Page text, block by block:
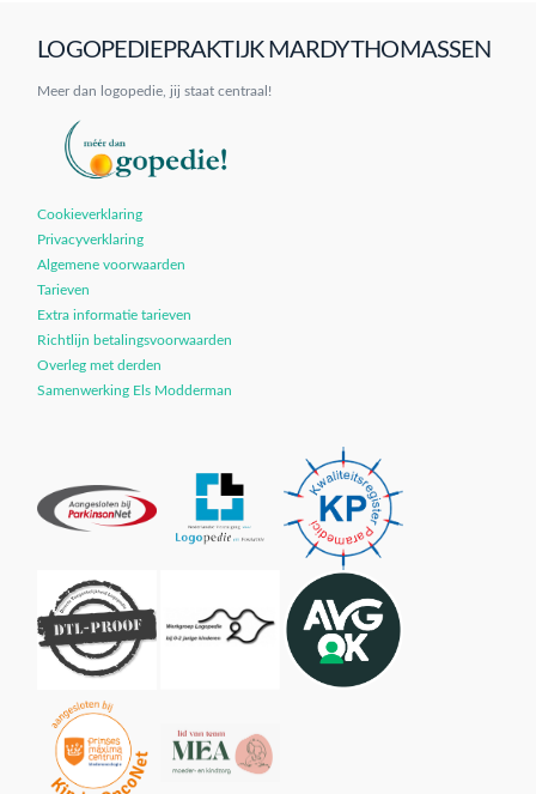
LOGOPEDIEPRAKTIJK MARDY THOMASSEN
Meer dan logopedie, jij staat centraal!
Cookieverklaring
Privacyverklaring
Algemene voorwaarden
Tarieven
Extra informatie tarieven
Richtlijn betalingsvoorwaarden
Overleg met derden
Samenwerking Els Modderman